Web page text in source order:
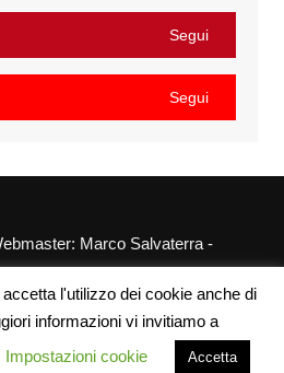
Segui
Segui
Marco Salvaterra -
Sitemap Link utili
l'utilizzo dei cookie anche di
informazioni vi invitiamo a
Impostazioni cookie Accetta